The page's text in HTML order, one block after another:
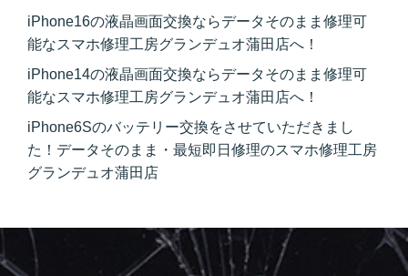
iPhone16の液晶画面交換ならデータそのまま修理可
能なスマホ修理工房グランデュオ蒲田店へ！
iPhone14の液晶画面交換ならデータそのまま修理可
能なスマホ修理工房グランデュオ蒲田店へ！
iPhone6Sのバッテリー交換をさせていただきまし
た！データそのまま・最短即日修理のスマホ修理工房
グランデュオ蒲田店